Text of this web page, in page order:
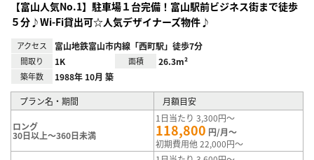
【富山人気No.1】駐車場１台完備！富山駅前ビジネス街まで徒歩
５分♪Wi-Fi貸出可☆人気デザイナーズ物件♪
アクセス 富山地鉄富山市内線「西町駅」徒歩7分
間取り 1K 面積 26.3m²
築年数 1988年 10月 築
プラン名・期間 月額目安
ロング
30日以上～360日未満
1日当たり 3,300円～
118,800 円/月～
初期費用他 22,000円～